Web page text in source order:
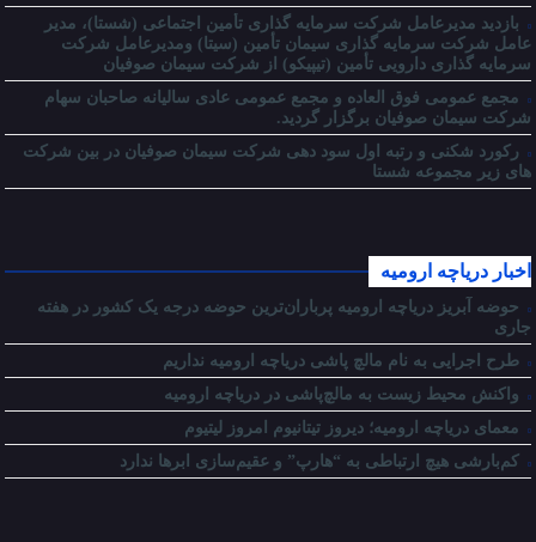
بازدید مدیرعامل شرکت سرمایه گذاری تأمین اجتماعی (شستا)، مدیر
عامل شرکت سرمایه گذاری سیمان تأمین (سیتا) ومدیرعامل شرکت
سرمایه گذاری دارویی تأمین (تیپیکو) از شرکت سیمان صوفیان
مجمع عمومی فوق العاده و مجمع عمومی عادی سالیانه صاحبان سهام
شرکت سیمان صوفیان برگزار گردید.
رکورد شکنی و رتبه اول سود دهی شرکت سیمان صوفیان در بین شرکت
های زیر مجموعه شستا
اخبار دریاچه ارومیه
حوضه آبریز دریاچه ارومیه پرباران‌ترین حوضه‌ درجه یک کشور در هفته
جاری
طرح اجرایی به نام مالچ پاشی دریاچه ارومیه نداریم
واکنش محیط زیست به مالچ‌پاشی در دریاچه ارومیه
معمای دریاچه ارومیه؛ دیروز تیتانیوم امروز لیتیوم
کم‌بارشی هیچ ارتباطی به “هارپ” و عقیم‌سازی ابرها ندارد